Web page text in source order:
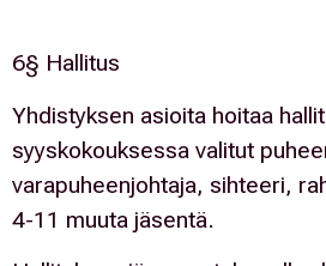
6§ Hallitus
Yhdistyksen asioita hoitaa
syyskokouksessa valitut
varapuheenjohtaja, sihteeri,
4-11 muuta jäsentä.